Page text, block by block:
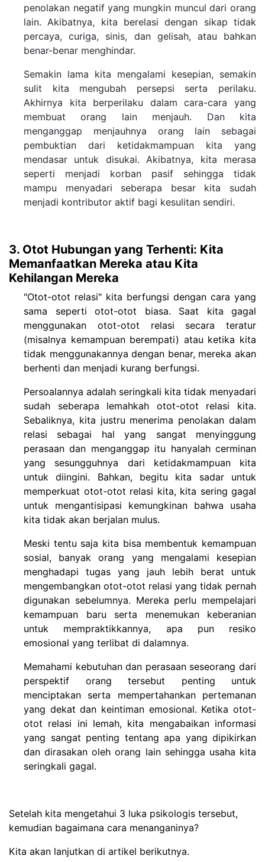
penolakan negatif yang mungkin muncul dari orang
lain. Akibatnya, kita berelasi dengan sikap tidak
percaya, curiga, sinis, dan gelisah, atau bahkan
benar-benar menghindar.
Semakin lama kita mengalami kesepian, semakin
sulit kita mengubah persepsi serta perilaku.
Akhirnya kita berperilaku dalam cara-cara yang
membuat orang lain menjauh. Dan kita
menganggap menjauhnya orang lain sebagai
pembuktian dari ketidakmampuan kita yang
mendasar untuk disukai. Akibatnya, kita merasa
seperti menjadi korban pasif sehingga tidak
mampu menyadari seberapa besar kita sudah
menjadi kontributor aktif bagi kesulitan sendiri.
3. Otot Hubungan yang Terhenti: Kita
Memanfaatkan Mereka atau Kita
Kehilangan Mereka
"Otot-otot relasi" kita berfungsi dengan cara yang
sama seperti otot-otot biasa. Saat kita gagal
menggunakan otot-otot relasi secara teratur
(misalnya kemampuan berempati) atau ketika kita
tidak menggunakannya dengan benar, mereka akan
berhenti dan menjadi kurang berfungsi.
Persoalannya adalah seringkali kita tidak menyadari
sudah seberapa lemahkah otot-otot relasi kita.
Sebaliknya, kita justru menerima penolakan dalam
relasi sebagai hal yang sangat menyinggung
perasaan dan menganggap itu hanyalah cerminan
yang sesungguhnya dari ketidakmampuan kita
untuk diingini. Bahkan, begitu kita sadar untuk
memperkuat otot-otot relasi kita, kita sering gagal
untuk mengantisipasi kemungkinan bahwa usaha
kita tidak akan berjalan mulus.
Meski tentu saja kita bisa membentuk kemampuan
sosial, banyak orang yang mengalami kesepian
menghadapi tugas yang jauh lebih berat untuk
mengembangkan otot-otot relasi yang tidak pernah
digunakan sebelumnya. Mereka perlu mempelajari
kemampuan baru serta menemukan keberanian
untuk mempraktikkannya, apa pun resiko
emosional yang terlibat di dalamnya.
Memahami kebutuhan dan perasaan seseorang dari
perspektif orang tersebut penting untuk
menciptakan serta mempertahankan pertemanan
yang dekat dan keintiman emosional. Ketika otot-
otot relasi ini lemah, kita mengabaikan informasi
yang sangat penting tentang apa yang dipikirkan
dan dirasakan oleh orang lain sehingga usaha kita
seringkali gagal.
Setelah kita mengetahui 3 luka psikologis tersebut,
kemudian bagaimana cara menanganinya?
Kita akan lanjutkan di artikel berikutnya.